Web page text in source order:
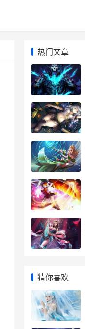
热门文章
猜你喜欢